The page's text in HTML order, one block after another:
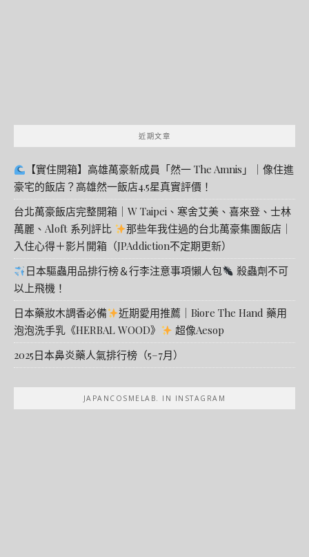
近期文章
【實住開箱】高雄萬豪新成員「然一 The Amnis」｜像住進
豪宅的飯店？高雄然一飯店4.5星真實評價！
台北萬豪飯店完整開箱｜W Taipei、寒舍艾美、喜來登、士林
萬麗、Aloft 系列評比
那些年我住過的台北萬豪集團飯店｜
入住心得＋影片開箱（JPAddiction不定期更新）
日本驅蟲用品排行榜＆行李注意事項懶人包
殺蟲劑不可
以上飛機！
日本藥妝木調香必備
近期愛用推薦｜Biore The Hand 藥用
泡泡洗手乳《HERBAL WOOD》
超像Aesop
2025日本鼻炎藥人氣排行榜（5–7月）
JAPANCOSMELAB. IN INSTAGRAM